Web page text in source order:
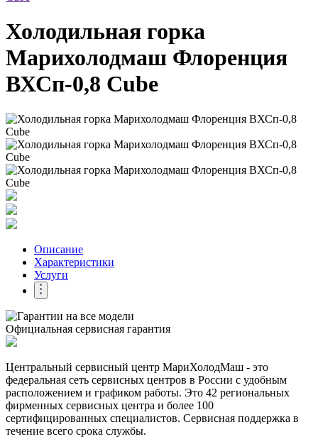
Холодильная горка
Марихолодмаш Флоренция
ВХСп-0,8 Cube
Описание
Характеристики
Услуги
Официальная сервисная гарантия
Центральный сервисный центр МариХолодМаш - это
федеральная сеть сервисных центров в России с удобным
расположением и графиком работы. Это 42 региональных
фирменных сервисных центра и более 100
сертифицированных специалистов. Сервисная поддержка в
течение всего срока службы.